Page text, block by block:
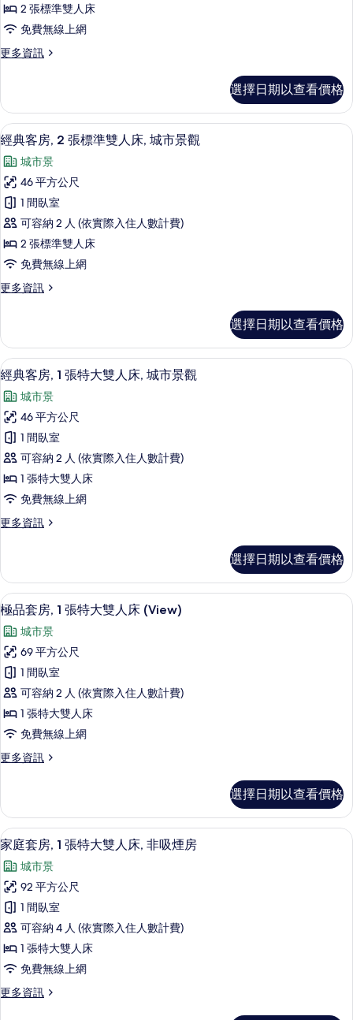
景
觀
的
相
片
床,
城
景
詳
情
房,
張
準
雙
人
床,
城
市
景
觀
的
所
片
2 張標準雙人床
免費無線上網
更多資訊
更
家
庭
房,
張
標
準
雙
人
床,
城
市
觀
情
選擇日期以查看價格
顯
示
經
典
客
房,
2
張
標
雙
人
床,
城
市
景
觀
的
所
有
經典客房, 2 張標準雙人床, 城市景觀
5
經典客房, 2 張標準雙人床, 城市景觀
城市景
46 平方公尺
1 間臥室
可容納 2 人 (依實際入住人數計費)
2 張標準雙人床
免費無線上網
更多資訊
更
客
房,
2
標
準
雙
人
床,
城
市
景
的
選擇日期以查看價格
顯
示
經
典
客
房,
1
張
特
雙
人
床,
城
市
景
觀
的
所
有
經典客房, 1 張特大雙人床, 城市景觀
4
經典客房, 1 張特大雙人床, 城市景觀
城市景
46 平方公尺
1 間臥室
可容納 2 人 (依實際入住人數計費)
1 張特大雙人床
免費無線上網
更多資訊
更
客
房,
1
特
大
雙
人
床,
城
市
景
的
選擇日期以查看價格
顯
示
極
品
套
房,
1
張
特
雙
人
床
(View)
的
所
有
相
片
極品套房, 1 張特大雙人床 (View) | 羽
7
極品套房, 1 張特大雙人床 (View)
城市景
69 平方公尺
1 間臥室
可容納 2 人 (依實際入住人數計費)
1 張特大雙人床
免費無線上網
更多資訊
更
套
房,
1
張
特
大
雙
人
床
(View)
的
詳
選擇日期以查看價格
顯
示
家
庭
套
房,
1
張
特
家庭套房, 1 張特大雙人床, 非吸煙房
5
家庭套房, 1 張特大雙人床, 非吸煙房
城市景
92 平方公尺
1 間臥室
可容納 4 人 (依實際入住人數計費)
1 張特大雙人床
免費無線上網
更多資訊
更